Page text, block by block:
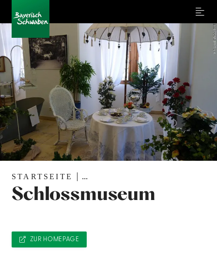
Menu
STARTSEITE ...
Schlossmuseum
ZUR HOMEPAGE